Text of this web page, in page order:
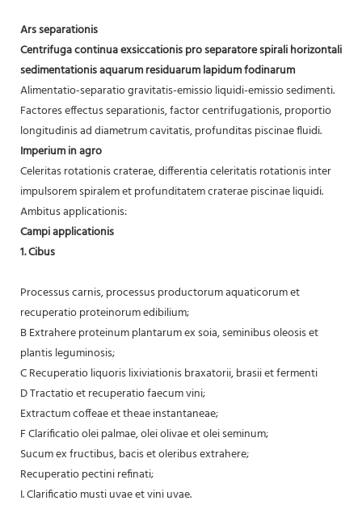
Ars separationis
Centrifuga continua exsiccationis pro separatore spirali horizontali
sedimentationis aquarum residuarum lapidum fodinarum
Alimentatio-separatio gravitatis-emissio liquidi-emissio sedimenti.
Factores effectus separationis, factor centrifugationis, proportio
longitudinis ad diametrum cavitatis, profunditas piscinae fluidi.
Imperium in agro
Celeritas rotationis craterae, differentia celeritatis rotationis inter
impulsorem spiralem et profunditatem craterae piscinae liquidi.
Ambitus applicationis:
Campi applicationis
1. Cibus
Processus carnis, processus productorum aquaticorum et
recuperatio proteinorum edibilium;
B Extrahere proteinum plantarum ex soia, seminibus oleosis et
plantis leguminosis;
C Recuperatio liquoris lixiviationis braxatorii, brasii et fermenti
D Tractatio et recuperatio faecum vini;
Extractum coffeae et theae instantaneae;
F Clarificatio olei palmae, olei olivae et olei seminum;
Sucum ex fructibus, bacis et oleribus extrahere;
Recuperatio pectini refinati;
I. Clarificatio musti uvae et vini uvae.